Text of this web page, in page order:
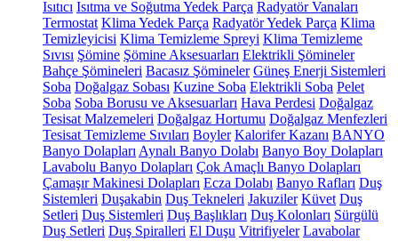
Isıtıcı Isıtma ve Soğutma Yedek Parça Radyatör Vanaları
Termostat Klima Yedek Parça Radyatör Yedek Parça Klima
Temizleyicisi Klima Temizleme Spreyi Klima Temizleme
Sıvısı Şömine Şömine Aksesuarları Elektrikli Şömineler
Bahçe Şömineleri Bacasız Şömineler Güneş Enerji Sistemleri
Soba Doğalgaz Sobası Kuzine Soba Elektrikli Soba Pelet
Soba Soba Borusu ve Aksesuarları Hava Perdesi Doğalgaz
Tesisat Malzemeleri Doğalgaz Hortumu Doğalgaz Menfezleri
Tesisat Temizleme Sıvıları Boyler Kalorifer Kazanı BANYO
Banyo Dolapları Aynalı Banyo Dolabı Banyo Boy Dolapları
Lavabolu Banyo Dolapları Çok Amaçlı Banyo Dolapları
Çamaşır Makinesi Dolapları Ecza Dolabı Banyo Rafları Duş
Sistemleri Duşakabin Duş Tekneleri Jakuziler Küvet Duş
Setleri Duş Sistemleri Duş Başlıkları Duş Kolonları Sürgülü
Duş Setleri Duş Spiralleri El Duşu Vitrifiyeler Lavabolar